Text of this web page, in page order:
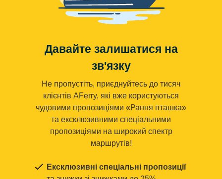
Давайте залишатися на
зв'язку
Не пропустіть, приєднуйтесь до тисяч
клієнтів AFerry, які вже користуються
чудовими пропозиціями «Рання пташка»
та ексклюзивними спеціальними
пропозиціями на широкий спектр
маршрутів!
Ексклюзивні спеціальні пропозиції